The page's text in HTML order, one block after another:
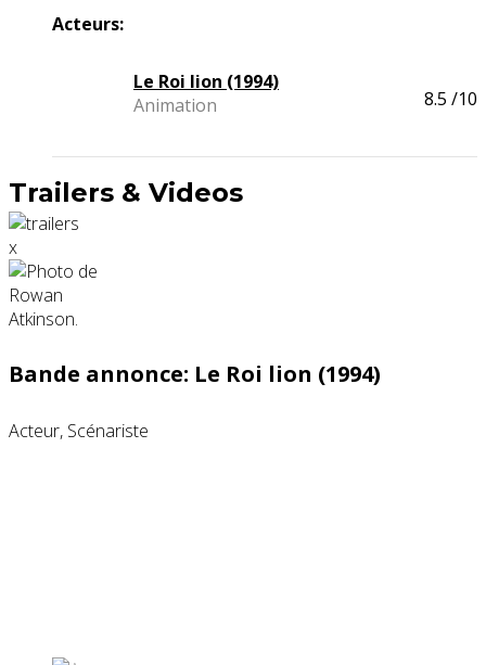
Acteurs:
Le Roi lion (1994)
Animation
8.5 /10
Trailers & Videos
x
Bande annonce: Le Roi lion (1994)
Acteur, Scénariste